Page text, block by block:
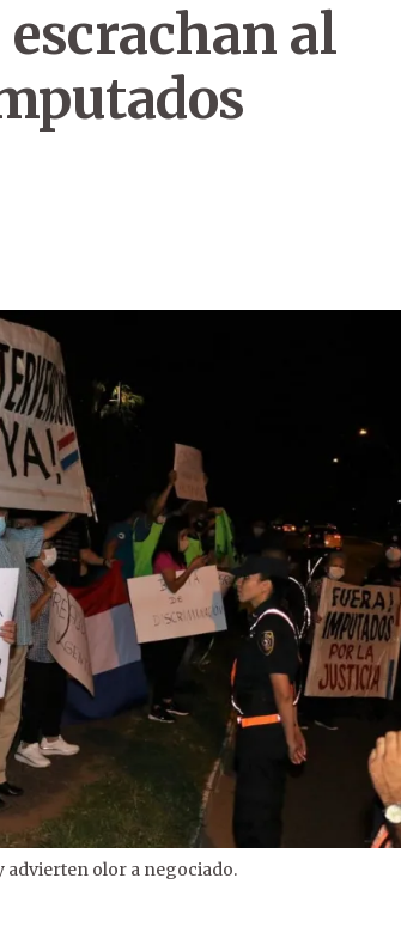
al
advierten olor a negociado.